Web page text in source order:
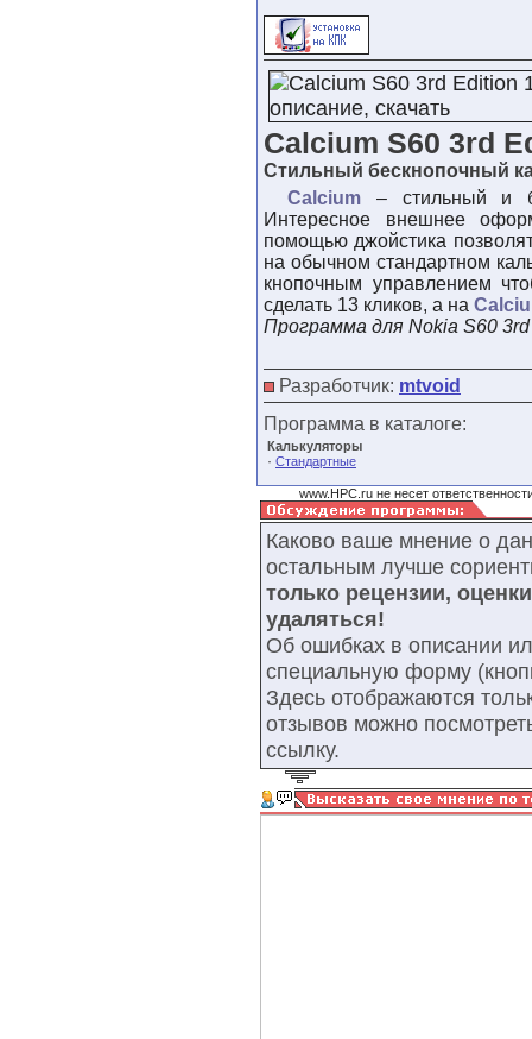
Calcium S60 3rd
Стильный бескнопочный
Calcium – стильный и
Интересное внешнее
помощью джойстика
на обычном стандартном
кнопочным управлением
сделать 13 кликов, а на
Программа для Nokia S60
Разработчик: mtvoid
Программа в каталоге:
Калькуляторы
· Стандартные
www.HPC.ru не несет
Каково ваше мнение о
остальным лучше
только рецензии,
удаляться!
Об ошибках в описании
специальную форму
Здесь отображаются
отзывов можно
ссылку.